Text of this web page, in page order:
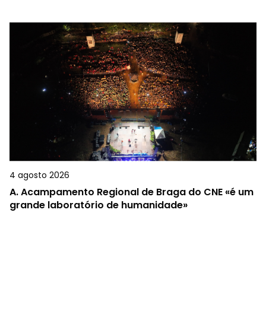
4 agosto 2026
A.Acampamento Regional de Braga do CNE «é um
grande laboratório de humanidade»